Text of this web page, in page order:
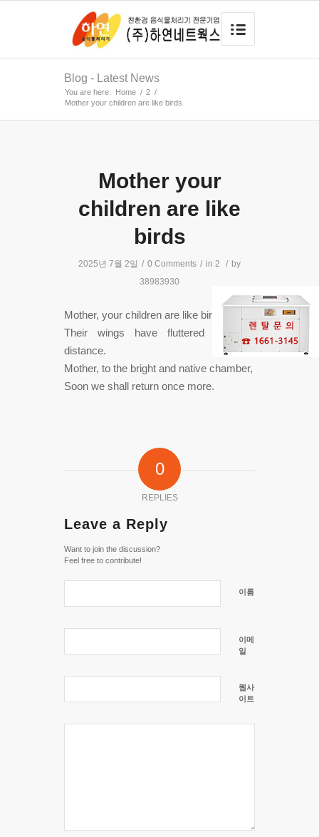
Blog - Latest News
You are here: Home / 2 /
Mother your children are like birds
Mother your
children are like
birds
2025년 7월 2일 / 0 Comments / in 2 / by
38983930
Mother, your children are like birds,
Their wings have fluttered into the
distance.
Mother, to the bright and native chamber,
Soon we shall return once more.
0
REPLIES
Leave a Reply
Want to join the discussion?
Feel free to contribute!
이름
이메
일
웹사
이트